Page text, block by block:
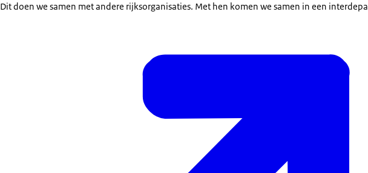
Dit doen we samen met andere rijksorganisaties. Met hen komen we samen in een